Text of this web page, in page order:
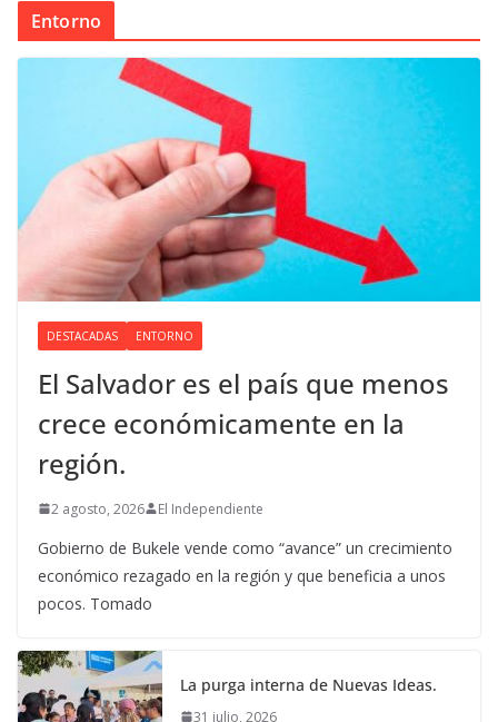
Entorno
DESTACADAS ENTORNO
El Salvador es el país que menos
crece económicamente en la
región.
2 agosto, 2026 El Independiente
Gobierno de Bukele vende como “avance” un crecimiento
económico rezagado en la región y que beneficia a unos
pocos. Tomado
La purga interna de Nuevas Ideas.
31 julio, 2026